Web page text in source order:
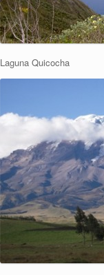
Laguna Quicocha